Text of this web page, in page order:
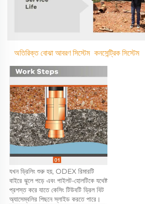
অতিরিক্ত বোঝা আবরণ সিস্টেম কনসেন্ট্রিক সিস্টেম
যখন ড্রিলিং শুরু হয়, ODEX রিমারটি
বাইরে ঝুলে পড়ে এবং পাইলট-হোলটিকে যথেষ্ট
প্রশস্ত করে যাতে কেসিং টিউবটি ড্রিল বিট
অ্যাসেম্বলির পিছনে স্লাইড করতে পারে।